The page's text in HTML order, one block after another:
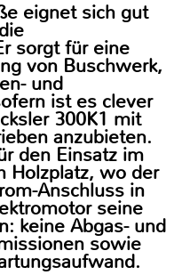
eignet sich gut
sorgt für eine
von Buschwerk,
und
ist es clever
300K1 mit
anzubieten.
den Einsatz im
Holzplatz, wo der
Anschluss in
seine
keine Abgas- und
sowie